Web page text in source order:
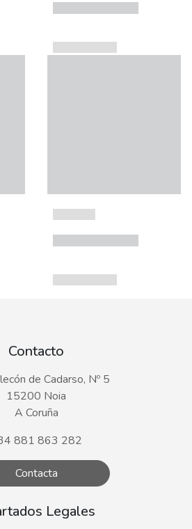
Contacto
de Cadarso, Nº 5
15200 Noia
A Coruña
881 863 282
Contacta
Legales